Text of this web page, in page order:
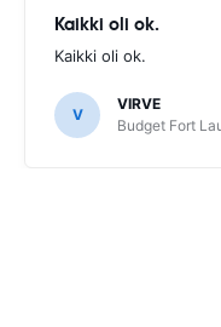
Kaikki oli ok.
Kaikki oli ok.
V
VIRVE
Budget Fort